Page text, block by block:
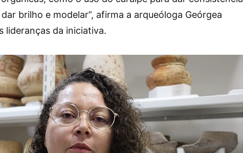
brilho e modelar”, afirma a arqueóloga Geórgea
lideranças da iniciativa.